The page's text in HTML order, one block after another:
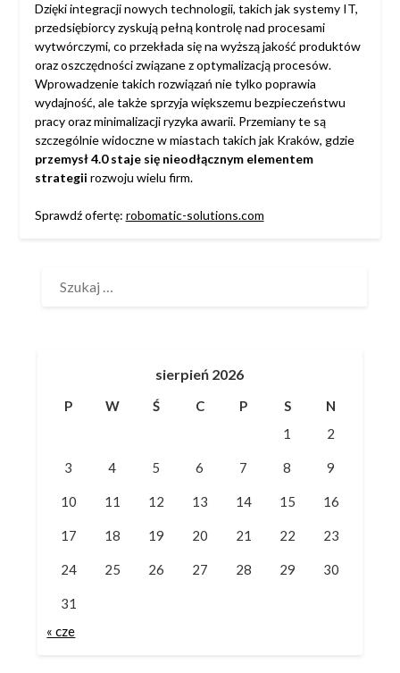
Dzięki integracji nowych technologii, takich jak systemy IT,
przedsiębiorcy zyskują pełną kontrolę nad procesami
wytwórczymi, co przekłada się na wyższą jakość produktów
oraz oszczędności związane z optymalizacją procesów.
Wprowadzenie takich rozwiązań nie tylko poprawia
wydajność, ale także sprzyja większemu bezpieczeństwu
pracy oraz minimalizacji ryzyka awarii. Przemiany te są
szczególnie widoczne w miastach takich jak Kraków, gdzie
przemysł 4.0 staje się nieodłącznym elementem
strategii rozwoju wielu firm.
Sprawdź ofertę: robomatic-solutions.com
sierpień 2026
P W Ś C P S
N
1
2
3 4 5 6 7 8 9
10 11 12 13 14 15 16
17 18 19 20 21 22 23
24 25 26 27 28 29 30
31
« cze